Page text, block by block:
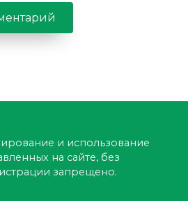
и использование
на сайте, без
запрещено.